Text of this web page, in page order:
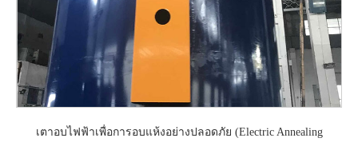
เตาอบไฟฟ้าเพื่อการอบแห้งอย่างปลอดภัย (Electric Annealing